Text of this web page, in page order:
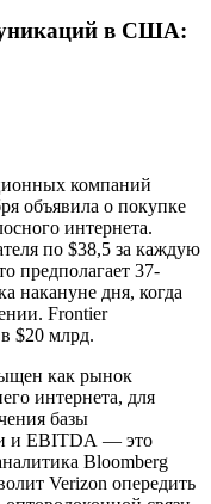
в США:
компаний
объявила о покупке
интернета.
по $38,5 за каждую
предполагает 37-
накануне дня, когда
Frontier
$20 млрд.
как рынок
интернета, для
базы
и EBITDA — это
Bloomberg
Verizon опередить